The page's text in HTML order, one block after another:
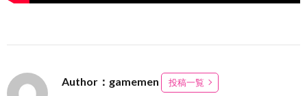
Author：gamemen 投稿一覧